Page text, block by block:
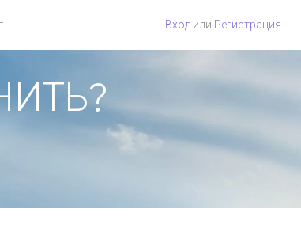
Вход или Регистрация